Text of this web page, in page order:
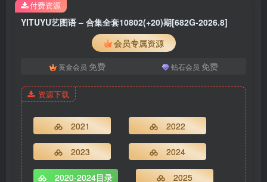
[YITUYU艺图语]2026.03.03 码头来信：在流动的时光里，与自己重逢
[YITUYU艺图语]2026.03.03 春有春的来意 就叫常天然[13P／65MB]
[YITUYU艺图语]2026.03.03 我的青春[27P／248MB]
[YITUYU艺图语]2026.03.03 唐｜“天葩飞堕广寒宫” 酸奶加心好好次
[20P／97MB]
[8.3]
[YITUYU艺图语]2026.03.02 水泥森林中的城市OL Sigh[19P／
YITUYU艺图语 – 合集全套10802(+20)期[682G-2026.8]
会员专属资源
黄金会员 免费 钻石会员 免费
资源下载
2021 2022
2023 2024
2020-2024目录 2025
付费资源